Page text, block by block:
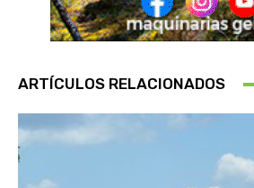
ARTÍCULOS RELACIONADOS